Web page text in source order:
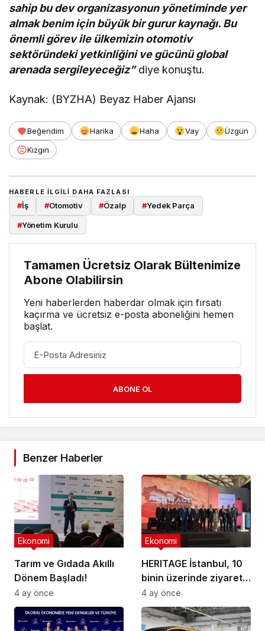
sahip bu dev organizasyonun yönetiminde yer
almak benim için büyük bir gurur kaynağı. Bu
önemli görev ile ülkemizin otomotiv
sektöründeki yetkinliğini ve gücünü global
arenada sergileyeceğiz”diye konuştu.
Kaynak: (BYZHA) Beyaz Haber Ajansı
Beğendim Harika Haha Vay
Üzgün
Kızgın
HABERLE ILGILI DAHA FAZLASI
#İş #Otomotiv #Özalp #Yedek Parça
#Yönetim Kurulu
Tamamen Ücretsiz Olarak Bültenimize
Abone Olabilirsin
Yeni haberlerden haberdar olmak için fırsatı
kaçırma ve ücretsiz e-posta aboneliğini hemen
başlat.
ABONE OL
Benzer Haberler
Tarım ve Gıdada Akıllı
Dönem Başladı!
Ekonomi
4 ay önce
HERITAGE İstanbul, 10
binin üzerinde ziyaretçi
ağırladı
Ekonomi
4 ay önce